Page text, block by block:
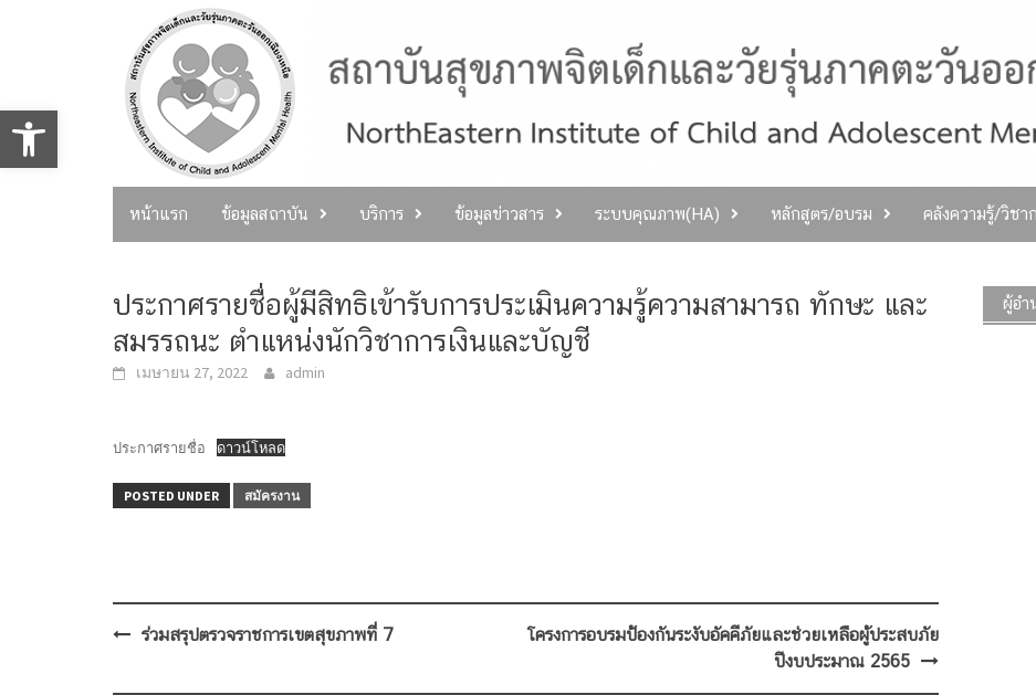
Open toolbar
หน้าแรก ข้อมูลสถาบัน บริการ ข้อมูลข่าวสาร ระบบคุณภาพ(HA) หลักสูตร/อบรม คลังความรู้/วิชา
ประกาศรายชื่อผู้มีสิทธิเข้ารับการประเมินความรู้ความสามารถ ทักษะ และ
สมรรถนะ ตำแหน่งนักวิชาการเงินและบัญชี
เมษายน 27, 2022 admin
ประกาศรายชื่อ ดาวน์โหลด
POSTED UNDER สมัครงาน
Postร่วมสรุปตรวจราชการเขตสุขภาพที่ 7
โครงการอบรมป้องกันระงับอัคคีภัยและช่วยเหลือผู้ประสบภัย
ปีงบประมาณ 2565
ผู้อำ